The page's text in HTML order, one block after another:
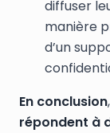
diffuser
manière
d’un
En conclusion,
répondent à